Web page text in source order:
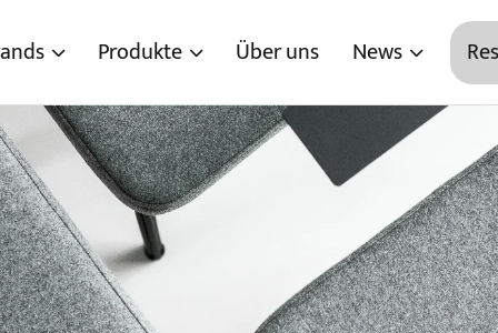
Produkte Über uns News